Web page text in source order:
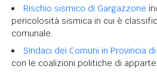
Rischio sismico di Gargazzone
pericolosità sismica in cui è
comunale.
Sindaci dei Comuni in Provincia
con le coalizioni politiche di